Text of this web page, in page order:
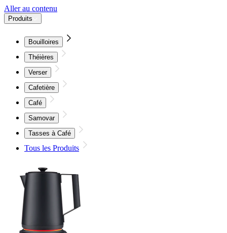
Aller au contenu
Produits
Bouilloires
Théières
Verser
Cafetière
Café
Samovar
Tasses à Café
Tous les Produits